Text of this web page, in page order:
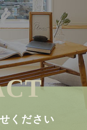
ください